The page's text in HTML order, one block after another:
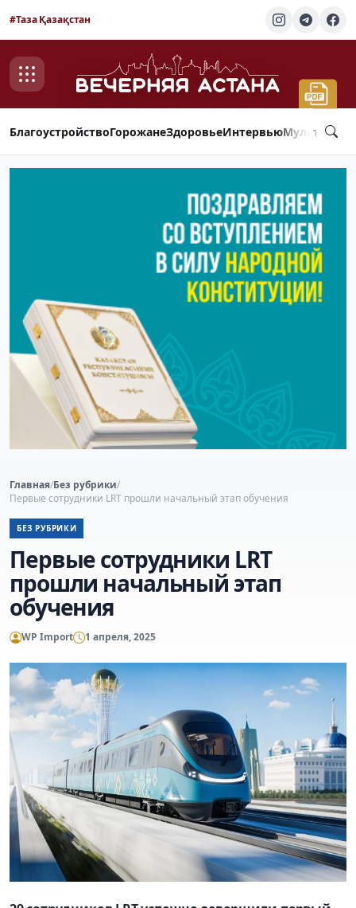
#Таза Қазақстан
БлагоустройствоГорожанеЗдоровьеИнтервью
Главная/Без рубрики/
Первые сотрудники LRT прошли начальный этап обучения
БЕЗ РУБРИКИ
Первые сотрудники LRT
прошли начальный этап
обучения
WP Import 1 апреля, 2025